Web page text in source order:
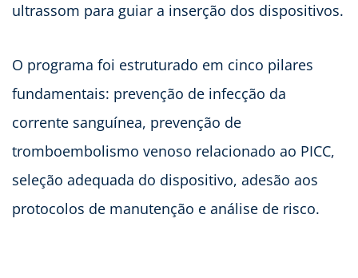
ultrassom para guiar a inserção dos dispositivos.
O programa foi estruturado em cinco pilares
fundamentais: prevenção de infecção da
corrente sanguínea, prevenção de
tromboembolismo venoso relacionado ao PICC,
seleção adequada do dispositivo, adesão aos
protocolos de manutenção e análise de risco.